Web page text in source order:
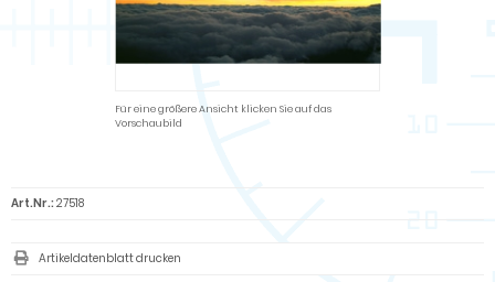
Für eine größere Ansicht klicken Sie auf das
Vorschaubild
Art.Nr.: 27518
Artikeldatenblatt drucken